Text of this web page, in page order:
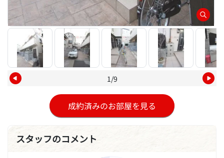
1/9
成約済みのお部屋を見る
スタッフのコメント